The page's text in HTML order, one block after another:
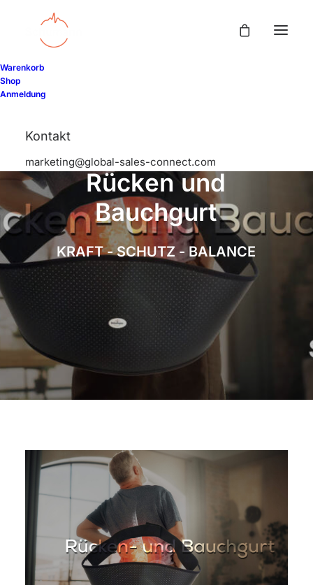
Warenkorb
Shop
Anmeldung
Kontakt
marketing@global-sales-connect.com
Schum ann 7,
Rücken und
Bauchgurt
KRAFT - SCHUTZ - BALANCE